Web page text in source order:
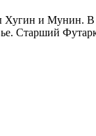
и Мунин. В
Старший Футарк